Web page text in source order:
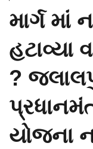
માર્ગ
હટાવ્યા
?
યોજના